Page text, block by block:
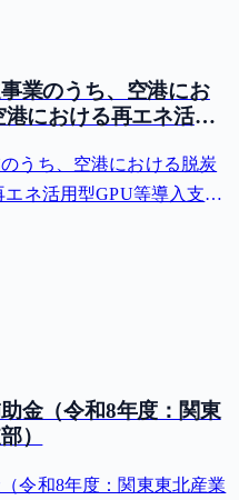
業のうち、空港にお
における再エネ活用
うち、空港における脱炭
ネ活用型GPU等導入支援
金（令和8年度：関東
）
令和8年度：関東東北産業